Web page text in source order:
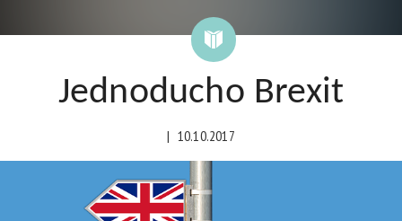
Jednoducho Brexit
| 10.10.2017